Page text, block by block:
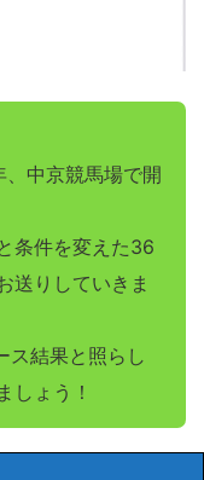
中京競馬場で開
条件を変えた36
送りしていきま
ス結果と照らし
しょう！